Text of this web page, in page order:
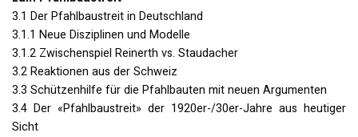
3.1 Der Pfahlbaustreit in Deutschland
3.1.1 Neue Disziplinen und Modelle
3.1.2 Zwischenspiel Reinerth vs. Staudacher
3.2 Reaktionen aus der Schweiz
3.3 Schützenhilfe für die Pfahlbauten mit neuen Argumenten
3.4 Der «Pfahlbaustreit» der 1920er-/30er-Jahre aus heutiger
Sicht